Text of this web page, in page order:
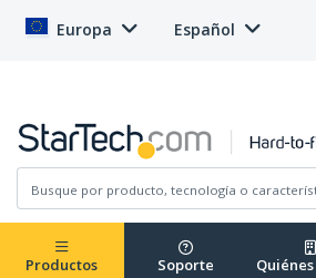
Europa Español
Productos Soporte